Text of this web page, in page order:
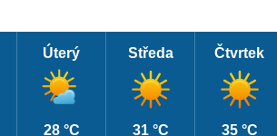
Úterý
28 °C
Středa
31 °C
Čtvrtek
35 °C